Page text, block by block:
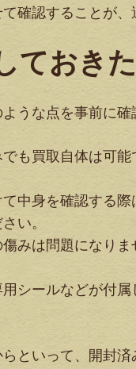
確認することが
ておき
うな点を事前に確
も買取自体は可
中身を確認する
い。
傷みは問題になり
用シールなどが付
といって、開封